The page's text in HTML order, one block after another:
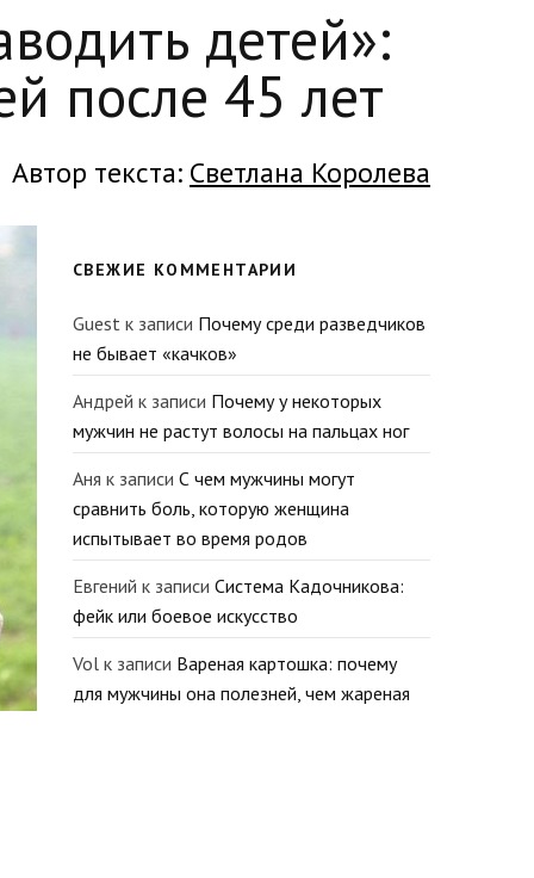
детей»:
после 45 лет
Автор текста: Светлана Королева
СВЕЖИЕ КОММЕНТАРИИ
Guest к записи Почему среди разведчиков
не бывает «качков»
Андрей к записи Почему у некоторых
мужчин не растут волосы на пальцах ног
Аня к записи С чем мужчины могут
сравнить боль, которую женщина
испытывает во время родов
Евгений к записи Система Кадочникова:
фейк или боевое искусство
Vol к записи Вареная картошка: почему
для мужчины она полезней, чем жареная